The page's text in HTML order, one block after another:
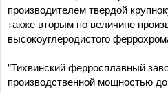
производителем твердой
также вторым по величине
высокоуглеродистого
"Тихвинский ферросплавный
производственной мощностью